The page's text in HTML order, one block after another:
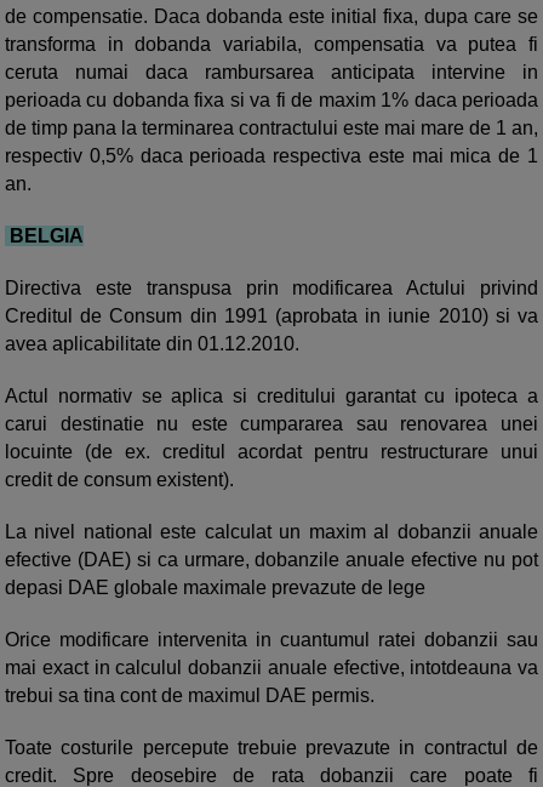
de compensatie. Daca dobanda este initial fixa, dupa care se
transforma in dobanda variabila, compensatia va putea fi
ceruta numai daca rambursarea anticipata intervine in
perioada cu dobanda fixa si va fi de maxim 1% daca perioada
de timp pana la terminarea contractului este mai mare de 1 an,
respectiv 0,5% daca perioada respectiva este mai mica de 1
an.
BELGIA
Directiva este transpusa prin modificarea Actului privind
Creditul de Consum din 1991 (aprobata in iunie 2010) si va
avea aplicabilitate din 01.12.2010.
Actul normativ se aplica si creditului garantat cu ipoteca a
carui destinatie nu este cumpararea sau renovarea unei
locuinte (de ex. creditul acordat pentru restructurare unui
credit de consum existent).
La nivel national este calculat un maxim al dobanzii anuale
efective (DAE) si ca urmare, dobanzile anuale efective nu pot
depasi DAE globale maximale prevazute de lege
Orice modificare intervenita in cuantumul ratei dobanzii sau
mai exact in calculul dobanzii anuale efective, intotdeauna va
trebui sa tina cont de maximul DAE permis.
Toate costurile percepute trebuie prevazute in contractul de
credit. Spre deosebire de rata dobanzii care poate fi